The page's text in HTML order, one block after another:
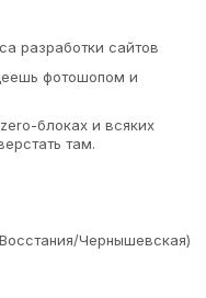
разработки сайтов
фотошопом и
блоках и всяких
там.
Чернышевская)